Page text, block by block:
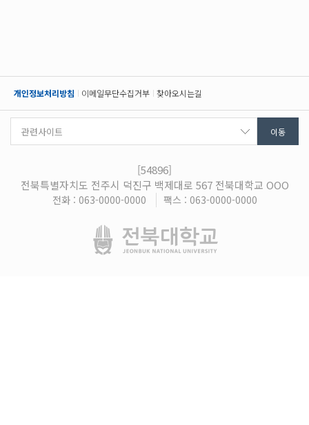
개인정보처리방침 이메일무단수집거부 찾아오시는길
[54896]
전북특별자치도 전주시 덕진구 백제대로 567 전북대학교 OOO
전화 : 063-0000-0000 팩스 : 063-0000-0000